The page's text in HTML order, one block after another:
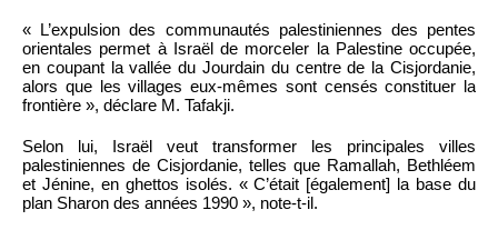
« L’expulsion des communautés palestiniennes des pentes
orientales permet à Israël de morceler la Palestine occupée,
en coupant la vallée du Jourdain du centre de la Cisjordanie,
alors que les villages eux-mêmes sont censés constituer la
frontière », déclare M. Tafakji.
Selon lui, Israël veut transformer les principales villes
palestiniennes de Cisjordanie, telles que Ramallah, Bethléem
et Jénine, en ghettos isolés. « C’était [également] la base du
plan Sharon des années 1990 », note-t-il.